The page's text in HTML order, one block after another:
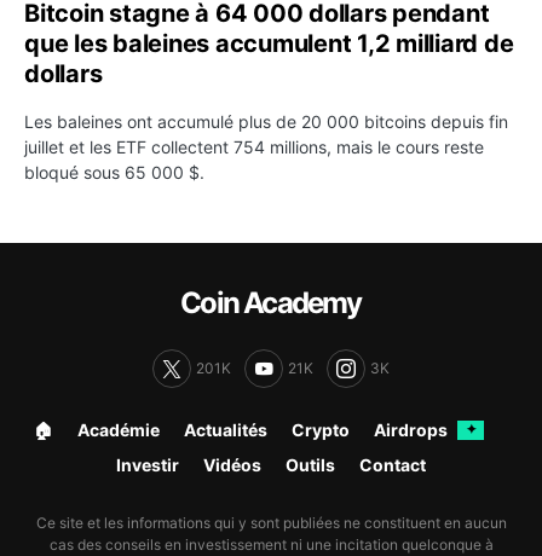
Bitcoin stagne à 64 000 dollars pendant
que les baleines accumulent 1,2 milliard de
dollars
Les baleines ont accumulé plus de 20 000 bitcoins depuis fin
juillet et les ETF collectent 754 millions, mais le cours reste
bloqué sous 65 000 $.
Coin Academy
201K 21K 3K
🏠︎ Académie Actualités Crypto Airdrops ✦
Investir Vidéos Outils Contact
Ce site et les informations qui y sont publiées ne constituent en aucun
cas des conseils en investissement ni une incitation quelconque à